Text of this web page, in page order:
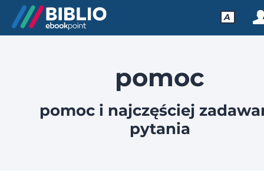
A
pomoc
pomoc i najczęściej
pytania